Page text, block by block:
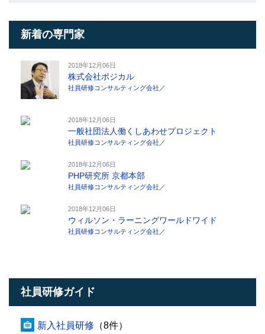
新着の専門家
2018年12月06日
株式会社ポジカル
社員研修コンサルティング会社 ／
2018年12月06日
一般社団法人働くしあわせプロジェクト
社員研修コンサルティング会社 ／
2018年12月06日
PHP研究所 京都本部
社員研修コンサルティング会社 ／
2018年12月06日
ウィルソン・ラーニングワールドワイド
社員研修コンサルティング会社 ／
社員研修ガイド
新入社員研修 （8件）